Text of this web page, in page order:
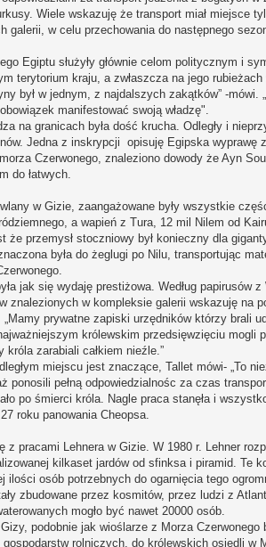
Wiele wskazuję że transport miał miejsce
galerii, w celu przechowania do następnego
Egiptu służyły głównie celom politycznym i
terytorium kraju, a zwłaszcza na jego
był w jednym, z najdalszych zakątków” -
manifestować swoją władzę".
na granicach była dość krucha. Odległy i
Jedna z inskrypcji opisuję Egipska
Czerwonego, znaleziono dowody że Ayn
do łatwych.
w Gizie, zaangażowane były wszystkie
a wapień z Tura, 12 mil Nilem od
że przemysł stoczniowy był konieczny dla
była do żeglugi po Nilu, transportując
jak się wydaję prestiżowa. Według
znalezionych w kompleksie galerii wskazuję na
„Mamy prywatne zapiski urzędników którzy brali
królewskim przedsięwzięciu
zarabiali całkiem nieźle.”
miejscu jest znaczące, Tallet mówi- „To
ponosili pełną odpowiedzialnośc za czas
po śmierci króla. Nagle praca stanęła i
roku panowania Cheopsa.
z pracami Lehnera w Gizie. W 1980 r. Lehner
kilkaset jardów od sfinksa i piramid. Te
ilości osób potrzebnych do ogarnięcia tego
zbudowane przez kosmitów, przez ludzi z
mogło być nawet 20000 osób.
podobnie jak wioślarze z Morza
gospodarstw rolniczych, do królewskich osiedli